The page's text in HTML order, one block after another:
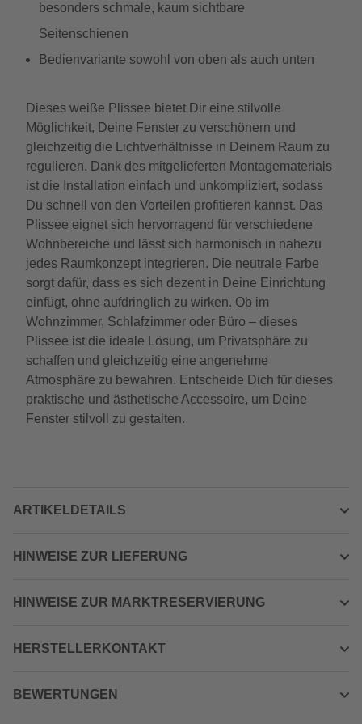
besonders schmale, kaum sichtbare
Seitenschienen
Bedienvariante sowohl von oben als auch unten
Dieses weiße Plissee bietet Dir eine stilvolle
Möglichkeit, Deine Fenster zu verschönern und
gleichzeitig die Lichtverhältnisse in Deinem Raum zu
regulieren. Dank des mitgelieferten Montagematerials
ist die Installation einfach und unkompliziert, sodass
Du schnell von den Vorteilen profitieren kannst. Das
Plissee eignet sich hervorragend für verschiedene
Wohnbereiche und lässt sich harmonisch in nahezu
jedes Raumkonzept integrieren. Die neutrale Farbe
sorgt dafür, dass es sich dezent in Deine Einrichtung
einfügt, ohne aufdringlich zu wirken. Ob im
Wohnzimmer, Schlafzimmer oder Büro – dieses
Plissee ist die ideale Lösung, um Privatsphäre zu
schaffen und gleichzeitig eine angenehme
Atmosphäre zu bewahren. Entscheide Dich für dieses
praktische und ästhetische Accessoire, um Deine
Fenster stilvoll zu gestalten.
ARTIKELDETAILS
HINWEISE ZUR LIEFERUNG
HINWEISE ZUR MARKTRESERVIERUNG
HERSTELLERKONTAKT
BEWERTUNGEN